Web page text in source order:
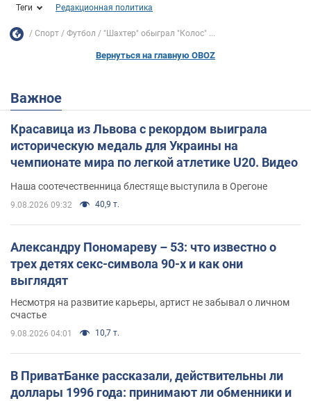
Теги Редакционная политика
Спорт Футбол "Шахтер" обыграл "Колос" ...
Вернуться на главную OBOZ
Важное
Красавица из Львова с рекордом выиграла
историческую медаль для Украины на
чемпионате мира по легкой атлетике U20. Видео
Наша соотечественница блестяще выступила в Орегоне
9.08.2026 09:32 40,9 т.
Александру Пономареву – 53: что известно о
трех детях секс-символа 90-х и как они
выглядят
Несмотря на развитие карьеры, артист не забывал о личном
счастье
9.08.2026 04:01 10,7 т.
В ПриватБанке рассказали, действительны ли
доллары 1996 года: принимают ли обменники и